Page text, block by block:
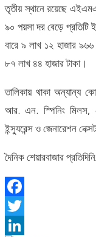
তৃতীয় স্থানে রয়েছে
৯০ পয়সা দর বেড়ে প্রতিটি
বারে ৯ লাখ ১২ হাজার
৮৭ লাখ ৪৪ হাজার টাকা।
তালিকায় থাকা অন্যান্য
আর. এন. স্পিনিং মিলস,
ইন্স্যুরেন্স ও জেনারেশন
দৈনিক শেয়ারবাজার
Facebook
Twitter